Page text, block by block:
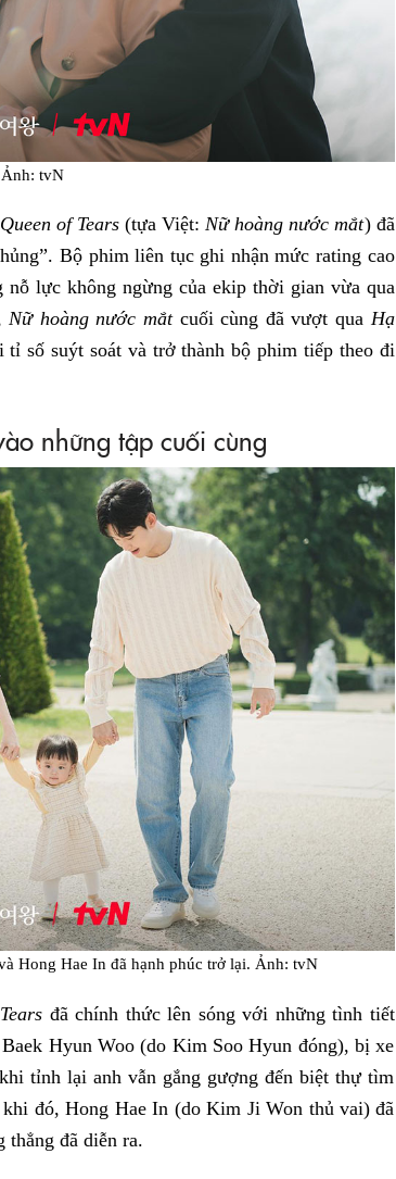
Ảnh: tvN
Queen of Tears(tựa Việt: Nữ hoàng nước mắt) đã
Bộ phim liên tục ghi nhận mức rating cao
nỗ lực không ngừng của ekip thời gian vừa qua
Nữ hoàng nước mắt cuối cùng đã vượt qua Hạ
tỉ số suýt soát và trở thành bộ phim tiếp theo đi
những tập cuối cùng
Hong Hae In đã hạnh phúc trở lại. Ảnh: tvN
đã chính thức lên sóng với những tình tiết
Hyun Woo (do Kim Soo Hyun đóng), bị xe
tỉnh lại anh vẫn gắng gượng đến biệt thự tìm
đó, Hong Hae In (do Kim Ji Won thủ vai) đã
đã diễn ra.